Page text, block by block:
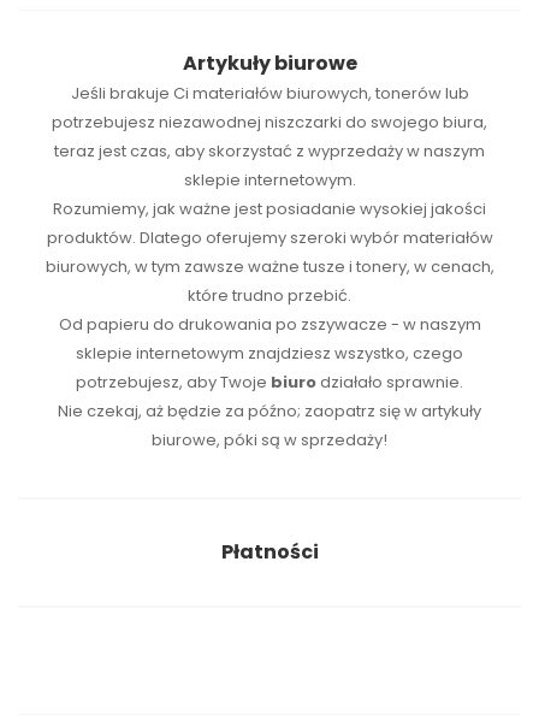
Artykuły biurowe
Jeśli brakuje Ci materiałów biurowych, tonerówlub
potrzebujesz niezawodnej niszczarki do swojego biura,
teraz jest czas, aby skorzystać z wyprzedaży w naszym
sklepie internetowym.
Rozumiemy, jak ważne jest posiadanie wysokiej jakości
produktów. Dlatego oferujemy szeroki wybór materiałów
biurowych, w tym zawsze ważne tusze i tonery, w cenach,
które trudno przebić.
Od papieru do drukowania po zszywacze - w naszym
sklepie internetowym znajdziesz wszystko, czego
potrzebujesz, aby Twoje biurodziałało sprawnie.
Nie czekaj, aż będzie za późno; zaopatrz się w artykuły
biurowe, póki są w sprzedaży!
Płatności